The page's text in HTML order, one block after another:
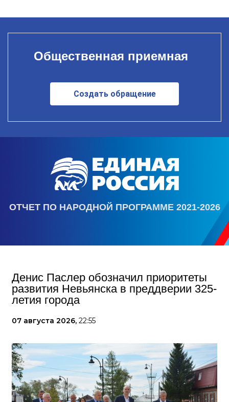
Общественная приемная
Создать обращение
ОТЧЕТ ПО НАРОДНОЙ ПРОГРАММЕ 2021-2026
Денис Паслер обозначил приоритеты
развития Невьянска в преддверии 325-
летия города
07 августа 2026, 22:55